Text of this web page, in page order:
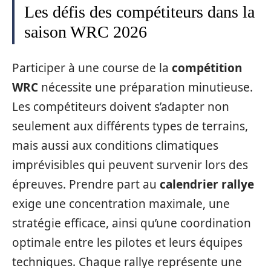
Les défis des compétiteurs dans la
saison WRC 2026
Participer à une course de la compétition
WRC nécessite une préparation minutieuse.
Les compétiteurs doivent s’adapter non
seulement aux différents types de terrains,
mais aussi aux conditions climatiques
imprévisibles qui peuvent survenir lors des
épreuves. Prendre part au calendrier rallye
exige une concentration maximale, une
stratégie efficace, ainsi qu’une coordination
optimale entre les pilotes et leurs équipes
techniques. Chaque rallye représente une